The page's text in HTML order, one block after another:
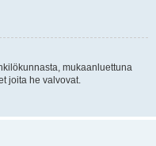
mukaanluettuna
joita he valvovat.